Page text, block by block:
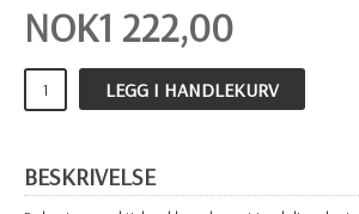
NOK1 222,00
LEGG I HANDLEKURV
BESKRIVELSE